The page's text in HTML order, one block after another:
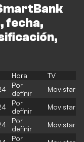
fecha,
Hora
TV
Por
definir
Movistar
Por
definir
Movistar
Por
definir
Movistar
Por